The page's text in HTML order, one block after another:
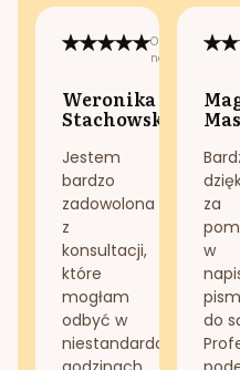
Opublikowano
na:
Weronika
Stachowska
Jestem
bardzo
zadowolona
z
konsultacji,
które
mogłam
odbyć w
niestandardowych
za
w
do